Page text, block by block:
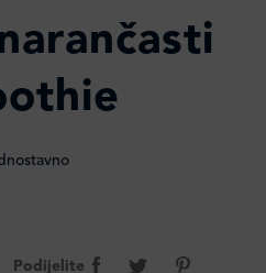
Podijelite